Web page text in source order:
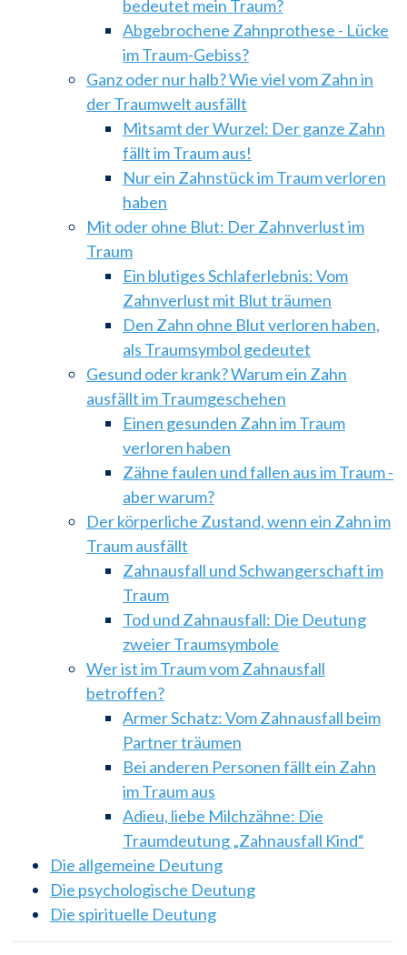
bedeutet mein Traum?
Abgebrochene Zahnprothese - Lücke
im Traum-Gebiss?
Ganz oder nur halb? Wie viel vom Zahn in
der Traumwelt ausfällt
Mitsamt der Wurzel: Der ganze Zahn
fällt im Traum aus!
Nur ein Zahnstück im Traum verloren
haben
Mit oder ohne Blut: Der Zahnverlust im
Traum
Ein blutiges Schlaferlebnis: Vom
Zahnverlust mit Blut träumen
Den Zahn ohne Blut verloren haben,
als Traumsymbol gedeutet
Gesund oder krank? Warum ein Zahn
ausfällt im Traumgeschehen
Einen gesunden Zahn im Traum
verloren haben
Zähne faulen und fallen aus im Traum -
aber warum?
Der körperliche Zustand, wenn ein Zahn im
Traum ausfällt
Zahnausfall und Schwangerschaft im
Traum
Tod und Zahnausfall: Die Deutung
zweier Traumsymbole
Wer ist im Traum vom Zahnausfall
betroffen?
Armer Schatz: Vom Zahnausfall beim
Partner träumen
Bei anderen Personen fällt ein Zahn
im Traum aus
Adieu, liebe Milchzähne: Die
Traumdeutung „Zahnausfall Kind“
Die allgemeine Deutung
Die psychologische Deutung
Die spirituelle Deutung